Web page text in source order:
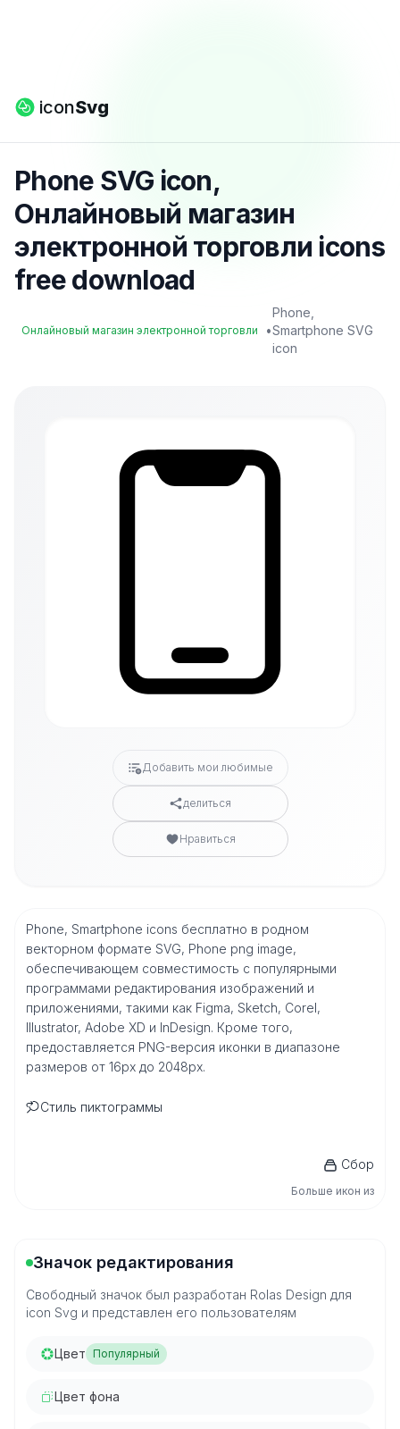
iconSvg
Phone SVG icon,
Онлайновый магазин
электронной торговли icons
free download
Онлайновый магазин электронной торговли •
Phone,
Smartphone SVG
icon
Добавить мои любимые
делиться
Нравиться
Phone, Smartphone icons бесплатно в родном
векторном формате SVG, Phone png image,
обеспечивающем совместимость с популярными
программами редактирования изображений и
приложениями, такими как Figma, Sketch, Corel,
Illustrator, Adobe XD и InDesign. Кроме того,
предоставляется PNG-версия иконки в диапазоне
размеров от 16px до 2048px.
Стиль пиктограммы
Сбор
Больше икон из
Значок редактирования
Свободный значок был разработан Rolas Design для
icon Svg и представлен его пользователям
Цвет Популярный
Цвет фона